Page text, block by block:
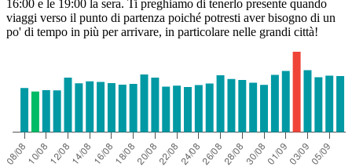
16:00 e le 19:00 la sera. Ti preghiamo di tenerlo presente quando
viaggi verso il punto di partenza poiché potresti aver bisogno di un
po' di tempo in più per arrivare, in particolare nelle grandi città!